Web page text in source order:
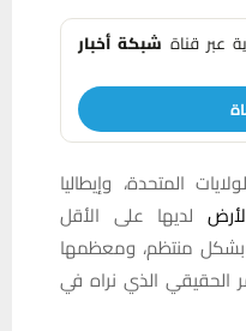
عبر قناة شبكة أخبار
المتحدة، وإيطاليا
لديها على الأقل
منتظم، ومعظمها
الذي نراه في